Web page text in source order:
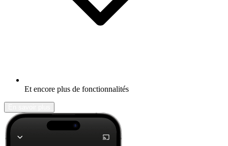
Et encore plus de fonctionnalités